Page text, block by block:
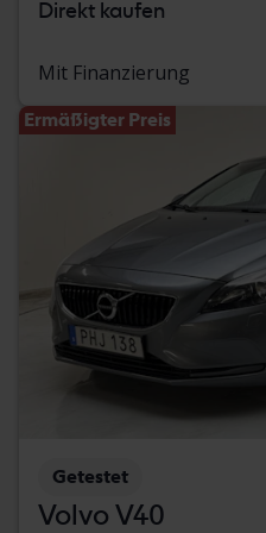
Direkt kaufen
Mit Finanzierung
Ermäßigter Preis
Getestet
Volvo V40